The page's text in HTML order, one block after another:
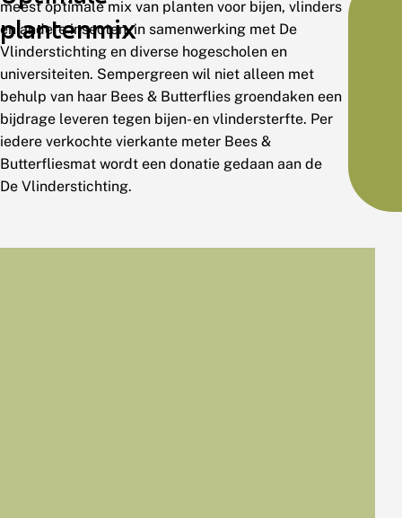
plantenmix
meest optimale mix van planten voor bijen, vlinders
en andere insecten, in samenwerking met De
Vlinderstichting en diverse hogescholen en
universiteiten. Sempergreen wil niet alleen met
behulp van haar Bees & Butterflies groendaken een
bijdrage leveren tegen bijen- en vlindersterfte. Per
iedere verkochte vierkante meter Bees &
Butterfliesmat wordt een donatie gedaan aan de
De Vlinderstichting.